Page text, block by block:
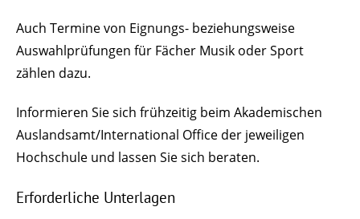
Auch Termine von Eignungs- beziehungsweise
Auswahlprüfungen für Fächer Musik oder Sport
zählen dazu.
Informieren Sie sich frühzeitig beim Akademischen
Auslandsamt/International Office der jeweiligen
Hochschule und lassen Sie sich beraten.
Erforderliche Unterlagen